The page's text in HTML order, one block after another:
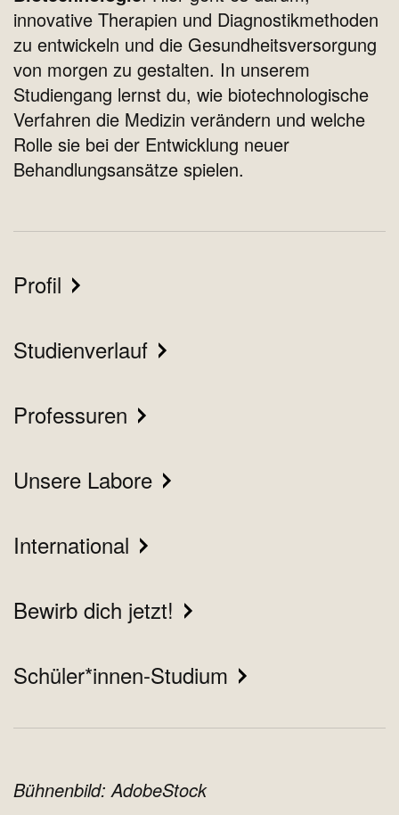
innovative Therapien und Diagnostikmethoden
zu entwickeln und die Gesundheitsversorgung
von morgen zu gestalten. In unserem
Studiengang lernst du, wie biotechnologische
Verfahren die Medizin verändern und welche
Rolle sie bei der Entwicklung neuer
Behandlungsansätze spielen.
Profil
Studienverlauf
Professuren
Unsere Labore
International
Bewirb dich jetzt!
Schüler*innen-Studium
Bühnenbild: AdobeStock